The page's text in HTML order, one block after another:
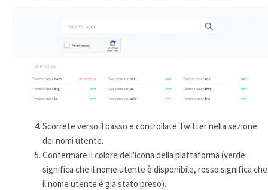
Scorrete verso il basso e controllate Twitter nella sezione
dei nomi utente.
Confermare il colore dell'icona della piattaforma (verde
significa che il nome utente è disponibile, rosso significa che
il nome utente è già stato preso).